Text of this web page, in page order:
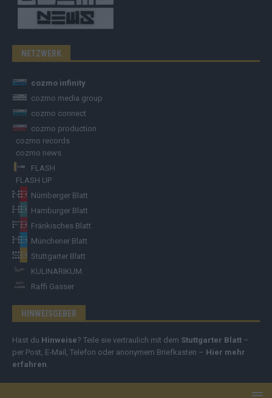
NETZWERK
cozmo infinity
cozmo media group
cozmo connect
cozmo production
cozmo records
cozmo news
FLASH
FLASH UP
Nürnberger Blatt
Hamburger Blatt
Fränkisches Blatt
Münchener Blatt
Stuttgarter Blatt
KULINARIKUM.
Raffi Gasser
HINWEISGEBER
Hast du Hinweise? Teile sie vertraulich mit dem Stuttgarter Blatt –
per Post, E-Mail, Telefon oder anonymem Briefkasten – Hier mehr
erfahren